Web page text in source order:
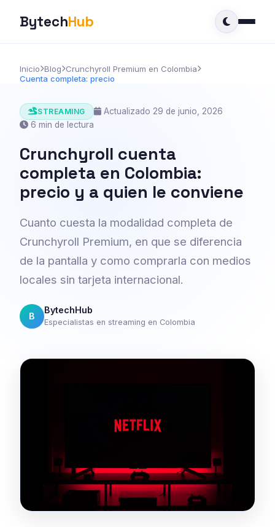
BytechHub
Inicio Blog Crunchyroll Premium en Colombia
Cuenta completa: precio
STREAMING
Actualizado 29 de junio, 2026
6 min de lectura
Crunchyroll cuenta
completa en Colombia:
precio y a quien le conviene
Cuanto cuesta la modalidad completa de
Crunchyroll Premium, en que se diferencia
de la pantalla y como comprarla con medios
locales sin tarjeta internacional.
B
BytechHub
Especialistas en streaming en Colombia